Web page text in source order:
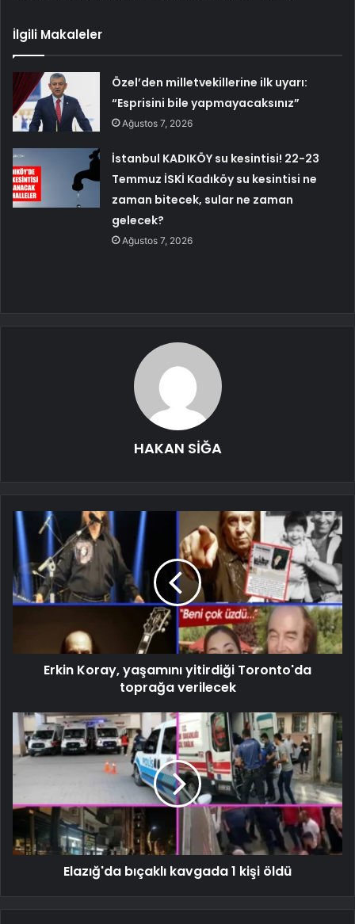
İlgili Makaleler
Özel’den milletvekillerine ilk uyarı:
“Esprisini bile yapmayacaksınız”
Ağustos 7, 2026
İstanbul KADIKÖY su kesintisi! 22-23
Temmuz İSKİ Kadıköy su kesintisi ne
zaman bitecek, sular ne zaman
gelecek?
Ağustos 7, 2026
HAKAN SİĞA
Erkin Koray, yaşamını yitirdiği Toronto'da
toprağa verilecek
Elazığ'da bıçaklı kavgada 1 kişi öldü